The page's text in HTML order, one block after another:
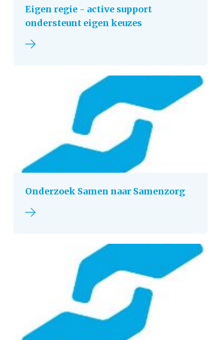
Eigen regie - active support
ondersteunt eigen keuzes
Lees verder
Onderzoek Samen naar Samenzorg
Lees verder